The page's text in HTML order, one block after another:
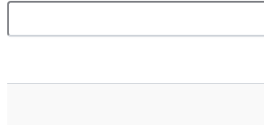
搜索